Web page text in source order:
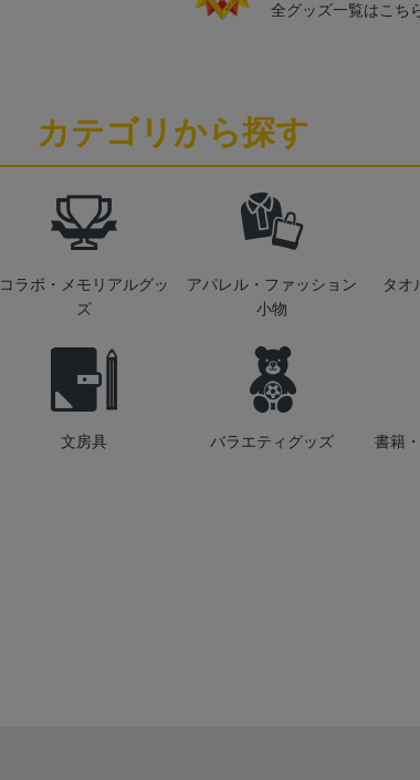
全グッズ一覧はこち
カテゴリから探す
コラボ・メモリアルグッ
ズ
アパレル・ファッション
小物
タオ
文房具 バラエティグッズ 書籍